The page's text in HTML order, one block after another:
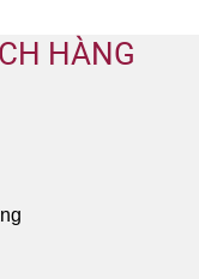
HÀNG